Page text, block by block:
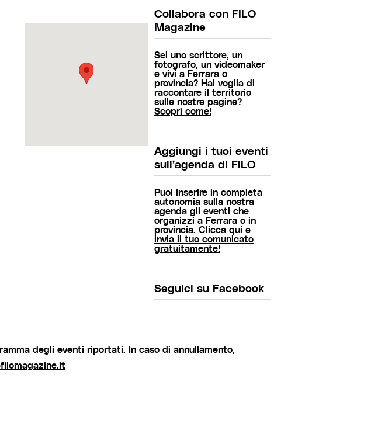
Collabora con FILO
Magazine
Sei uno scrittore, un
fotografo, un videomaker
e vivi a Ferrara o
provincia? Hai voglia di
raccontare il territorio
sulle nostre pagine?
Scopri come!
Aggiungi i tuoi eventi
sull’agenda di FILO
Puoi inserire in completa
autonomia sulla nostra
agenda gli eventi che
organizzi a Ferrara o in
provincia. Clicca qui e
invia il tuo comunicato
gratuitamente!
Seguici su Facebook
degli eventi riportati. In caso di annullamento,